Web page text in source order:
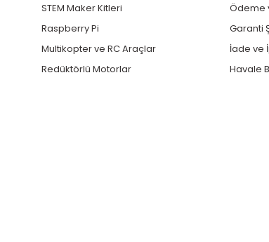
STEM Maker Kitleri
Raspberry Pi
Multikopter ve RC Araçlar
Redüktörlü Motorlar
Ödeme
Garanti
İade ve
Havale